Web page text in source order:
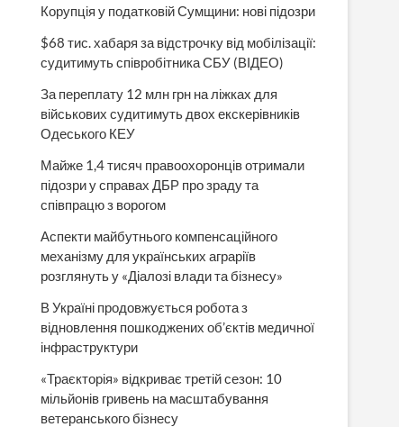
Корупція у податковій Сумщини: нові підозри
$68 тис. хабаря за відстрочку від мобілізації:
судитимуть співробітника СБУ (ВІДЕО)
За переплату 12 млн грн на ліжках для
військових судитимуть двох екскерівників
Одеського КЕУ
Майже 1,4 тисяч правоохоронців отримали
підозри у справах ДБР про зраду та
співпрацю з ворогом
Аспекти майбутнього компенсаційного
механізму для українських аграріїв
розглянуть у «Діалозі влади та бізнесу»
В Україні продовжується робота з
відновлення пошкоджених об’єктів медичної
інфраструктури
«Траєкторія» відкриває третій сезон: 10
мільйонів гривень на масштабування
ветеранського бізнесу